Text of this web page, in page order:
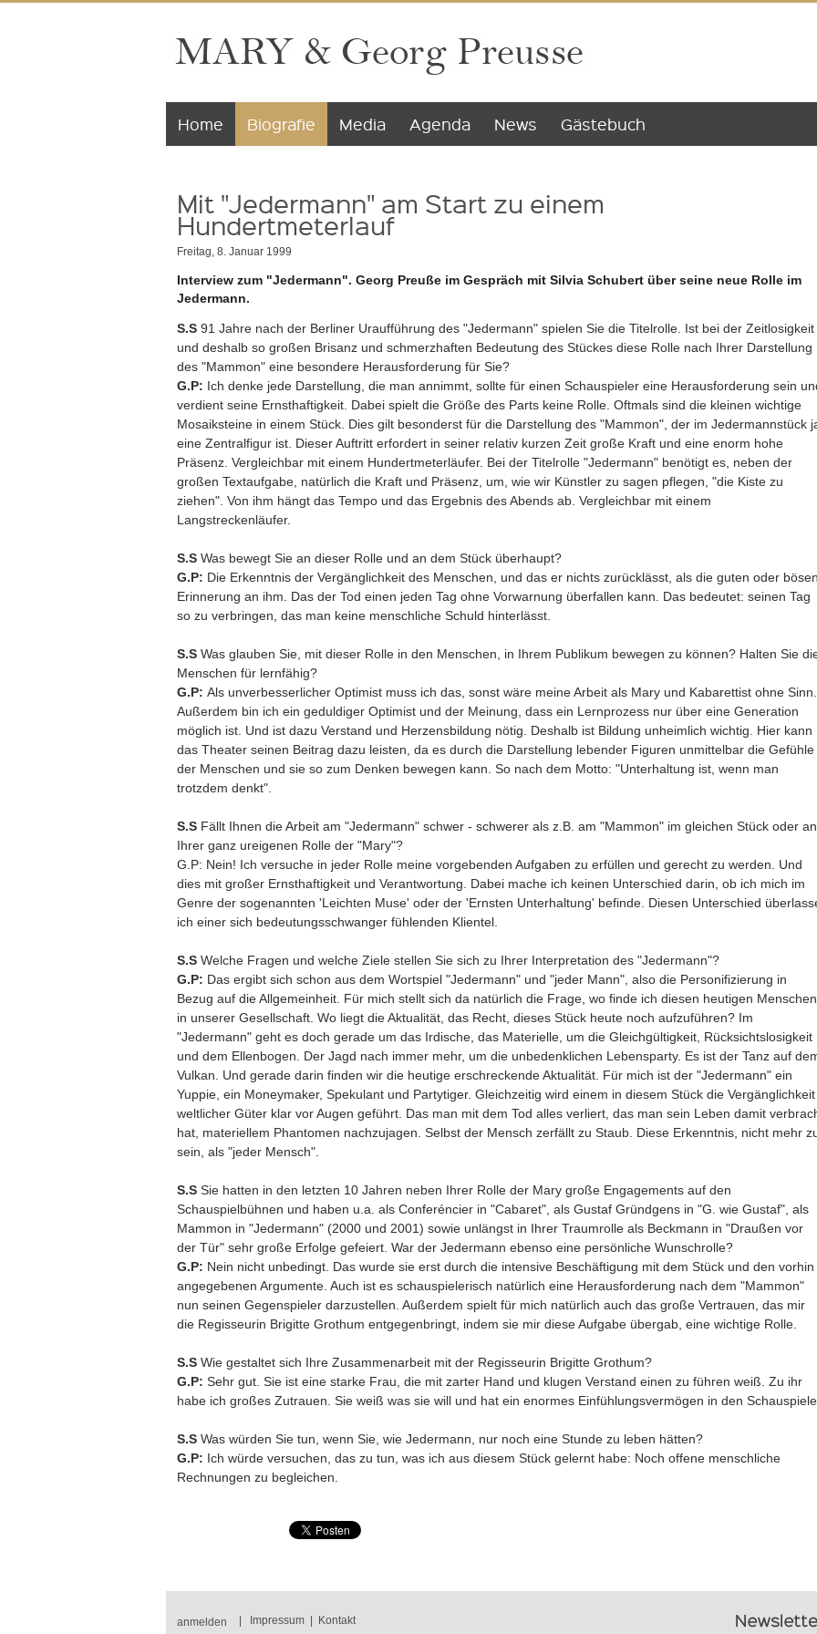
Home Biografie Media Agenda News Gästebuch
Mit "Jedermann" am Start zu einem
Hundertmeterlauf
Freitag, 8. Januar 1999
Interview zum "Jedermann". Georg Preuße im Gespräch mit Silvia Schubert über seine neue Rolle im
Jedermann.
S.S 91 Jahre nach der Berliner Uraufführung des "Jedermann" spielen Sie die Titelrolle. Ist bei der Zeitlosigkeit
und deshalb so großen Brisanz und schmerzhaften Bedeutung des Stückes diese Rolle nach Ihrer Darstellung
des "Mammon" eine besondere Herausforderung für Sie?
G.P: Ich denke jede Darstellung, die man annimmt, sollte für einen Schauspieler eine Herausforderung sein
verdient seine Ernsthaftigkeit. Dabei spielt die Größe des Parts keine Rolle. Oftmals sind die kleinen wichtige
Mosaiksteine in einem Stück. Dies gilt besonderst für die Darstellung des "Mammon", der im Jedermannstück
eine Zentralfigur ist. Dieser Auftritt erfordert in seiner relativ kurzen Zeit große Kraft und eine enorm hohe
Präsenz. Vergleichbar mit einem Hundertmeterläufer. Bei der Titelrolle "Jedermann" benötigt es, neben der
großen Textaufgabe, natürlich die Kraft und Präsenz, um, wie wir Künstler zu sagen pflegen, "die Kiste zu
ziehen". Von ihm hängt das Tempo und das Ergebnis des Abends ab. Vergleichbar mit einem
Langstreckenläufer.
S.S Was bewegt Sie an dieser Rolle und an dem Stück überhaupt?
G.P: Die Erkenntnis der Vergänglichkeit des Menschen, und das er nichts zurücklässt, als die guten oder
Erinnerung an ihm. Das der Tod einen jeden Tag ohne Vorwarnung überfallen kann. Das bedeutet: seinen Tag
so zu verbringen, das man keine menschliche Schuld hinterlässt.
S.S Was glauben Sie, mit dieser Rolle in den Menschen, in Ihrem Publikum bewegen zu können? Halten Sie
Menschen für lernfähig?
G.P: Als unverbesserlicher Optimist muss ich das, sonst wäre meine Arbeit als Mary und Kabarettist ohne Sinn.
Außerdem bin ich ein geduldiger Optimist und der Meinung, dass ein Lernprozess nur über eine Generation
möglich ist. Und ist dazu Verstand und Herzensbildung nötig. Deshalb ist Bildung unheimlich wichtig. Hier kann
das Theater seinen Beitrag dazu leisten, da es durch die Darstellung lebender Figuren unmittelbar die Gefühle
der Menschen und sie so zum Denken bewegen kann. So nach dem Motto: "Unterhaltung ist, wenn man
trotzdem denkt".
S.S Fällt Ihnen die Arbeit am "Jedermann" schwer - schwerer als z.B. am "Mammon" im gleichen Stück oder an
Ihrer ganz ureigenen Rolle der "Mary"?
G.P: Nein! Ich versuche in jeder Rolle meine vorgebenden Aufgaben zu erfüllen und gerecht zu werden. Und
dies mit großer Ernsthaftigkeit und Verantwortung. Dabei mache ich keinen Unterschied darin, ob ich mich im
Genre der sogenannten 'Leichten Muse' oder der 'Ernsten Unterhaltung' befinde. Diesen Unterschied
ich einer sich bedeutungsschwanger fühlenden Klientel.
S.S Welche Fragen und welche Ziele stellen Sie sich zu Ihrer Interpretation des "Jedermann"?
G.P: Das ergibt sich schon aus dem Wortspiel "Jedermann" und "jeder Mann", also die Personifizierung in
Bezug auf die Allgemeinheit. Für mich stellt sich da natürlich die Frage, wo finde ich diesen heutigen Menschen
in unserer Gesellschaft. Wo liegt die Aktualität, das Recht, dieses Stück heute noch aufzuführen? Im
"Jedermann" geht es doch gerade um das Irdische, das Materielle, um die Gleichgültigkeit, Rücksichtslosigkeit
und dem Ellenbogen. Der Jagd nach immer mehr, um die unbedenklichen Lebensparty. Es ist der Tanz auf
Vulkan. Und gerade darin finden wir die heutige erschreckende Aktualität. Für mich ist der "Jedermann" ein
Yuppie, ein Moneymaker, Spekulant und Partytiger. Gleichzeitig wird einem in diesem Stück die Vergänglichkeit
weltlicher Güter klar vor Augen geführt. Das man mit dem Tod alles verliert, das man sein Leben damit
hat, materiellem Phantomen nachzujagen. Selbst der Mensch zerfällt zu Staub. Diese Erkenntnis, nicht mehr
sein, als "jeder Mensch".
S.S Sie hatten in den letzten 10 Jahren neben Ihrer Rolle der Mary große Engagements auf den
Schauspielbühnen und haben u.a. als Conferéncier in "Cabaret", als Gustaf Gründgens in "G. wie Gustaf", als
Mammon in "Jedermann" (2000 und 2001) sowie unlängst in Ihrer Traumrolle als Beckmann in "Draußen vor
der Tür" sehr große Erfolge gefeiert. War der Jedermann ebenso eine persönliche Wunschrolle?
G.P: Nein nicht unbedingt. Das wurde sie erst durch die intensive Beschäftigung mit dem Stück und den vorhin
angegebenen Argumente. Auch ist es schauspielerisch natürlich eine Herausforderung nach dem "Mammon"
nun seinen Gegenspieler darzustellen. Außerdem spielt für mich natürlich auch das große Vertrauen, das mir
die Regisseurin Brigitte Grothum entgegenbringt, indem sie mir diese Aufgabe übergab, eine wichtige Rolle.
S.S Wie gestaltet sich Ihre Zusammenarbeit mit der Regisseurin Brigitte Grothum?
G.P: Sehr gut. Sie ist eine starke Frau, die mit zarter Hand und klugen Verstand einen zu führen weiß. Zu ihr
habe ich großes Zutrauen. Sie weiß was sie will und hat ein enormes Einfühlungsvermögen in den
S.S Was würden Sie tun, wenn Sie, wie Jedermann, nur noch eine Stunde zu leben hätten?
G.P: Ich würde versuchen, das zu tun, was ich aus diesem Stück gelernt habe: Noch offene menschliche
Rechnungen zu begleichen.
anmelden Impressum Kontakt